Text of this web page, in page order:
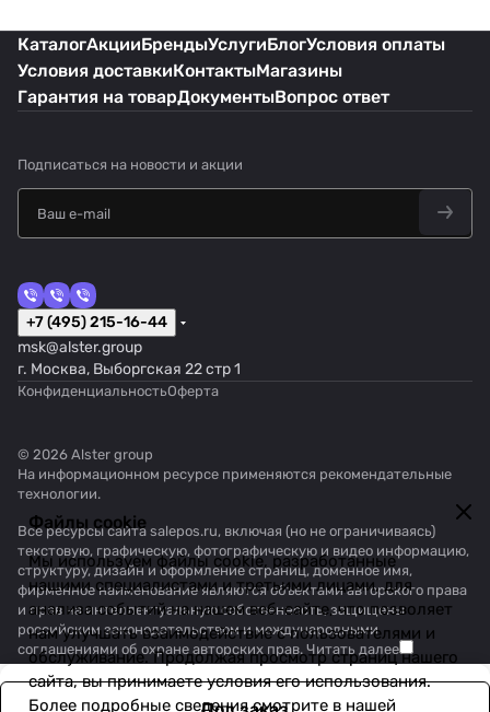
Файлы cookie
Мы используем файлы cookie, разработанные
нашими специалистами и третьими лицами, для
анализа событий на нашем веб-сайте, что позволяет
нам улучшать взаимодействие с пользователями и
обслуживание. Продолжая просмотр страниц нашего
сайта, вы принимаете условия его использования.
Более подробные сведения смотрите в нашей
КаталогАкцииБрендыУслугиБлогУсловия оплаты
Условия доставкиКонтактыМагазины
Гарантия на товарДокументыВопрос ответ
Подписаться на новости и акции
+7 (495) 215-16-44
msk@alster.group
г. Москва, Выборгская 22 стр 1
КонфиденциальностьОферта
© 2026 Alster group
На информационном ресурсе применяются рекомендательные
технологии.
Все ресурсы сайта salepos.ru, включая (но не ограничиваясь)
текстовую, графическую, фотографическую и видео информацию,
структуру, дизайн и оформление страниц, доменное имя,
фирменное наименование являются объектами авторского права
и прав на интеллектуальную собственность, защищены
российским законодательством и международными
соглашениями об охране авторских прав. Читать далее